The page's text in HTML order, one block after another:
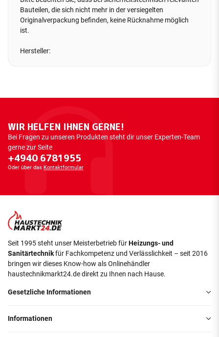
Bauteilen, die sich nicht mehr in der versiegelten
Originalverpackung befinden, keine Rücknahme möglich
ist.
Hersteller:
WIR HELFEN IHNEN GERNE!
Bei Fragen zu unseren Produkten steht dir unser Experten-Team
gerne zur Seite
+4940 6781955
Oder über das Kontaktformular
Seit 1995 steht unser Meisterbetrieb fürHeizungs- und
Sanitärtechnikfür Fachkompetenz und Verlässlichkeit – seit 2016
bringen wir dieses Know-how als Onlinehändler
haustechnikmarkt24.de direkt zu Ihnen nach Hause.
Gesetzliche Informationen
Informationen